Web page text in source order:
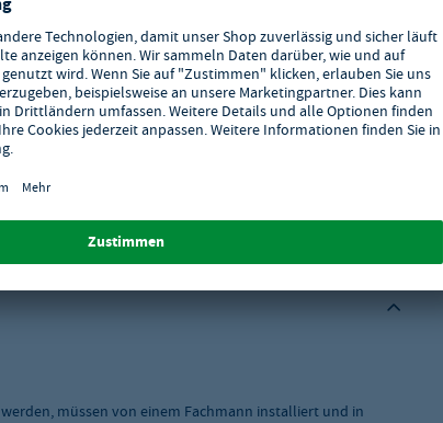
müssen von einem Fachmann installiert und in